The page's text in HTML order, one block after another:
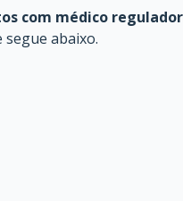
com médico
segue abaixo.